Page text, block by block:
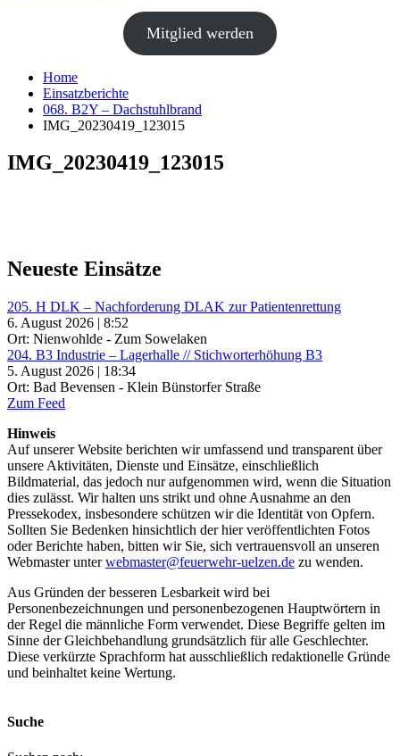
Mitglied werden
Home
Einsatzberichte
068. B2Y – Dachstuhlbrand
IMG_20230419_123015
IMG_20230419_123015
Neueste Einsätze
205. H DLK – Nachforderung DLAK zur Patientenrettung
6. August 2026 | 8:52
Ort: Nienwohlde - Zum Sowelaken
204. B3 Industrie – Lagerhalle // Stichworterhöhung B3
5. August 2026 | 18:34
Ort: Bad Bevensen - Klein Bünstorfer Straße
Zum Feed
Hinweis
Auf unserer Website berichten wir umfassend und transparent über
unsere Aktivitäten, Dienste und Einsätze, einschließlich
Bildmaterial, das jedoch nur aufgenommen wird, wenn die Situation
dies zulässt. Wir halten uns strikt und ohne Ausnahme an den
Pressekodex, insbesondere schützen wir die Identität von Opfern.
Sollten Sie Bedenken hinsichtlich der hier veröffentlichten Fotos
oder Berichte haben, bitten wir Sie, sich vertrauensvoll an unseren
Webmaster unterwebmaster@feuerwehr-uelzen.de zu wenden.
Aus Gründen der besseren Lesbarkeit wird bei
Personenbezeichnungen und personenbezogenen Hauptwörtern in
der Regel die männliche Form verwendet. Diese Begriffe gelten im
Sinne der Gleichbehandlung grundsätzlich für alle Geschlechter.
Diese verkürzte Sprachform hat ausschließlich redaktionelle Gründe
und beinhaltet keine Wertung.
Suche